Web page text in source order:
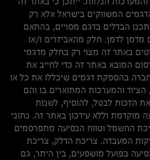
המשווקים בישראל אלא רק
הבדלים בדגם מסויים, בהתאם
מדמן לדמן. חלק מהאביזרים ו/או
באתר זה מצוי רק בחלק מדגמי
המובא באתר זה כדי לחייב את
בהספקת דגמים שיכללו את כל או
והמערכות המתוארים בו והם
הזכות לבטל, להוסיף, לשנות
מוקדמת וללא עידכון באתר זה. נתוני
החשמל וטווח הנסיעה מתפרסמים
המעבדה. צריכת הדלק, צריכת
בפועל מושפעים, בין היתר, גם